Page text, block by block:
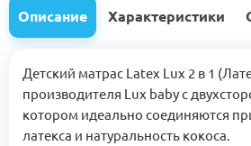
Описание Характеристики
Детский матрас Latex Lux 2 в 1
производителя Lux baby с
котором идеально соединяются
латекса и натуральность кокоса.